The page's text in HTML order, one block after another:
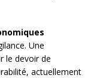
Une
le devoir de
actuellement